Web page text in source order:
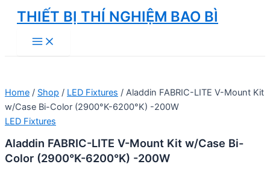
Skip
content
THIẾT BỊ THÍ NGHIỆM BAO BÌ
Main
Menu
Home / Shop / LED Fixtures / Aladdin FABRIC-LITE V-Mount Kit
w/Case Bi-Color (2900°K-6200°K) -200W
LED Fixtures
Aladdin FABRIC-LITE V-Mount Kit w/Case Bi-
Color (2900°K-6200°K) -200W